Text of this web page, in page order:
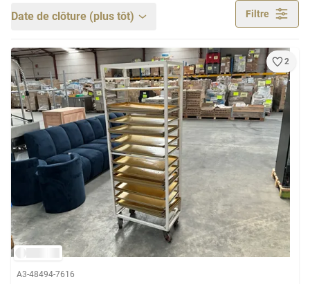
Date de clôture (plus tôt) Filtre
2
A3-48494-7616